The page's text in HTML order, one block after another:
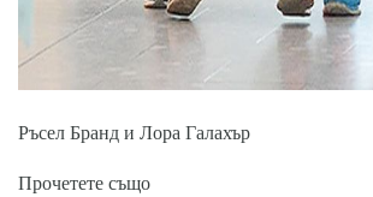
Ръсел Бранд и Лора Галахър
Прочетете също